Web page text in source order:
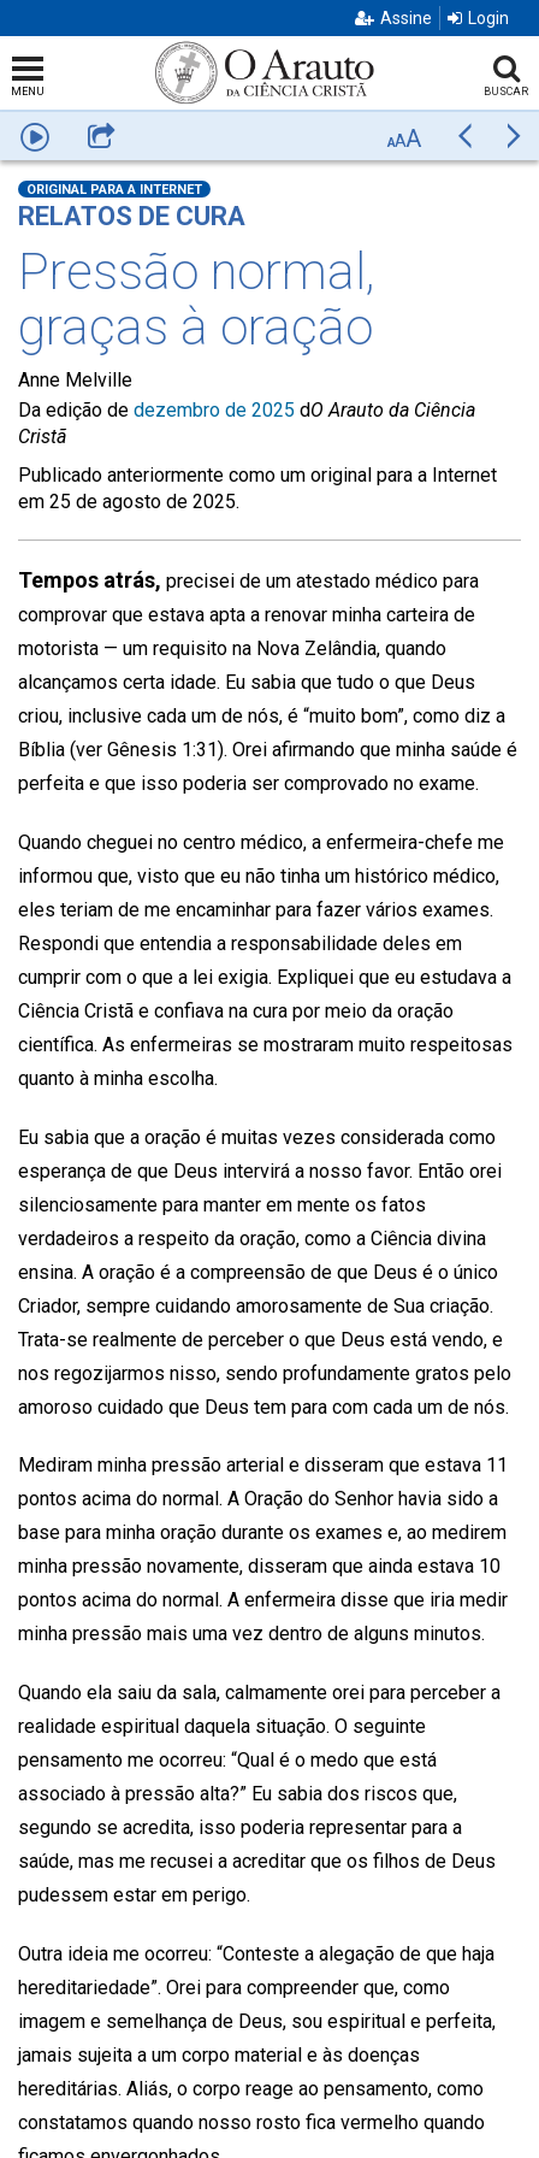
Assine Login
MENU BUSCAR
Ouça Compartilhar AAA Anterior
ORIGINAL PARA A INTERNET
RELATOS DE CURA
Pressão normal,
graças à oração
Anne Melville
Da edição de dezembro de 2025 dO Arauto da Ciência
Cristã
Publicado anteriormente como um original para a Internet
em 25 de agosto de 2025.
Tempos atrás, precisei de um atestado médico para
comprovar que estava apta a renovar minha carteira de
motorista — um requisito na Nova Zelândia, quando
alcançamos certa idade. Eu sabia que tudo o que Deus
criou, inclusive cada um de nós, é “muito bom”, como diz a
Bíblia (ver Gênesis 1:31). Orei afirmando que minha saúde é
perfeita e que isso poderia ser comprovado no exame.
Quando cheguei no centro médico, a enfermeira-chefe me
informou que, visto que eu não tinha um histórico médico,
eles teriam de me encaminhar para fazer vários exames.
Respondi que entendia a responsabilidade deles em
cumprir com o que a lei exigia. Expliquei que eu estudava a
Ciência Cristã e confiava na cura por meio da oração
científica. As enfermeiras se mostraram muito respeitosas
quanto à minha escolha.
Eu sabia que a oração é muitas vezes considerada como
esperança de que Deus intervirá a nosso favor. Então orei
silenciosamente para manter em mente os fatos
verdadeiros a respeito da oração, como a Ciência divina
ensina. A oração é a compreensão de que Deus é o único
Criador, sempre cuidando amorosamente de Sua criação.
Trata-se realmente de perceber o que Deus está vendo, e
nos regozijarmos nisso, sendo profundamente gratos pelo
amoroso cuidado que Deus tem para com cada um de nós.
Mediram minha pressão arterial e disseram que estava 11
pontos acima do normal. A Oração do Senhor havia sido a
base para minha oração durante os exames e, ao medirem
minha pressão novamente, disseram que ainda estava 10
pontos acima do normal. A enfermeira disse que iria medir
minha pressão mais uma vez dentro de alguns minutos.
Quando ela saiu da sala, calmamente orei para perceber a
realidade espiritual daquela situação. O seguinte
pensamento me ocorreu: “Qual é o medo que está
associado à pressão alta?” Eu sabia dos riscos que,
segundo se acredita, isso poderia representar para a
saúde, mas me recusei a acreditar que os filhos de Deus
pudessem estar em perigo.
Outra ideia me ocorreu: “Conteste a alegação de que haja
hereditariedade”. Orei para compreender que, como
imagem e semelhança de Deus, sou espiritual e perfeita,
jamais sujeita a um corpo material e às doenças
hereditárias. Aliás, o corpo reage ao pensamento, como
constatamos quando nosso rosto fica vermelho quando